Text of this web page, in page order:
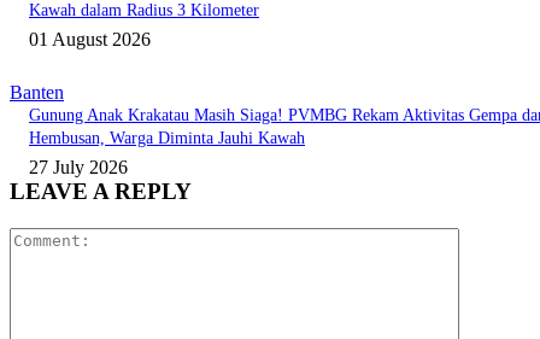
Kawah dalam Radius 3 Kilometer
01 August 2026
Banten
Gunung Anak Krakatau Masih Siaga! PVMBG Rekam Aktivitas Gempa
Hembusan, Warga Diminta Jauhi Kawah
27 July 2026
LEAVE A REPLY